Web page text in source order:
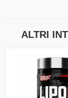
ALTRI